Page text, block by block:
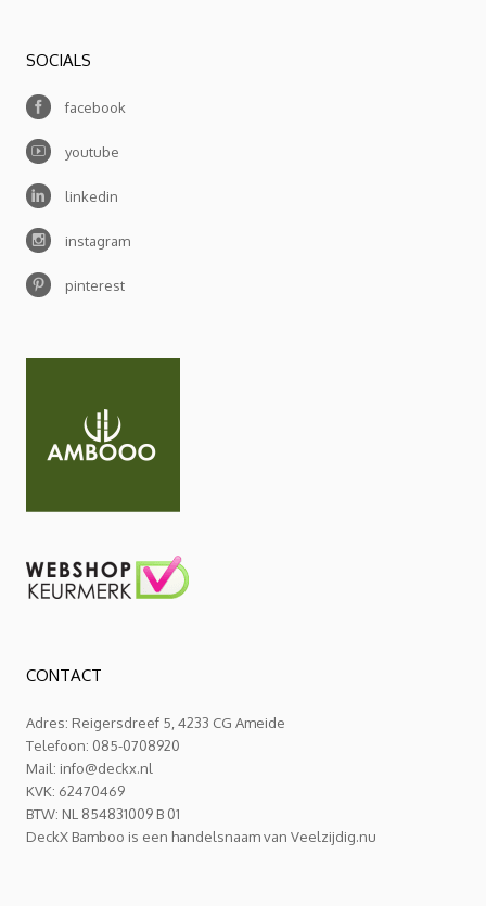
SOCIALS
facebook
youtube
linkedin
instagram
pinterest
CONTACT
Adres: Reigersdreef 5, 4233 CG Ameide
Telefoon: 085-0708920
Mail: info@deckx.nl
KVK: 62470469
BTW: NL 854831009 B 01
DeckX Bamboo is een handelsnaam van Veelzijdig.nu